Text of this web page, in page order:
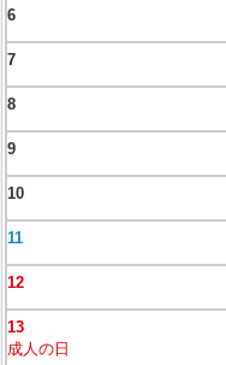
6
7
8
9
10
11
12
13
成人の日